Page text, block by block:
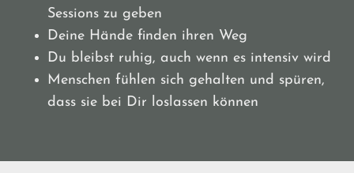
Sessions zu geben
Deine Hände finden ihren Weg
Du bleibst ruhig, auch wenn es intensiv wird
Menschen fühlen sich gehalten und spüren,
dass sie bei Dir loslassen können